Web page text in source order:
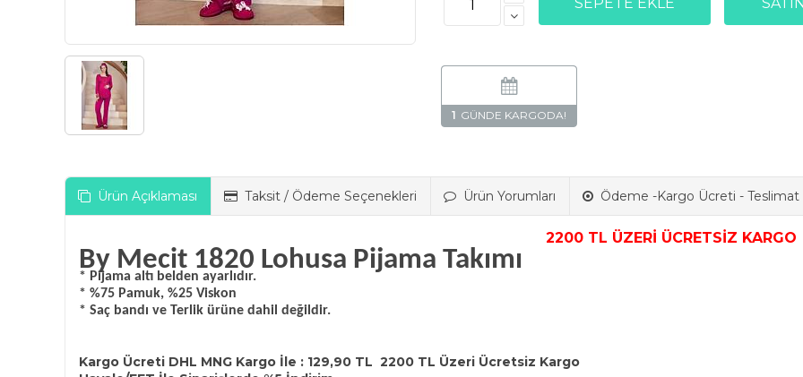
1
Ürün Açıklaması Taksit / Ödeme Seçenekleri Ürün Yorumları Ödeme -Kargo Ücreti - Teslimat
2200 TL ÜZERİ ÜCRETSİZ KARGO
By Mecit 1820 Lohusa Pijama Takımı
* Pijama altı belden ayarlıdır.
* %75 Pamuk, %25 Viskon
* Saç bandı ve Terlik ürüne dahil değildir.
Kargo Ücreti DHL MNG Kargo İle : 129,90 TL 2200 TL Üzeri Ücretsiz Kargo